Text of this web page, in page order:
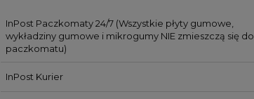
InPost Paczkomaty 24/7(Wszystkie płyty gumowe,
wykładziny gumowe i mikrogumy NIE zmieszczą się do
paczkomatu)
InPost Kurier